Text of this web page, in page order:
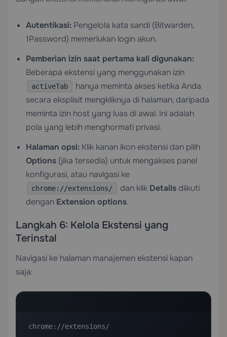
Autentikasi: Pengelola kata sandi (Bitwarden,
1Password) memerlukan login akun.
Pemberian izin saat pertama kali digunakan:
Beberapa ekstensi yang menggunakan izin
activeTab
hanya meminta akses ketika Anda
secara eksplisit mengkliknya di halaman, daripada
meminta izin host yang luas di awal. Ini adalah
pola yang lebih menghormati privasi.
Halaman opsi: Klik kanan ikon ekstensi dan pilih
Options (jika tersedia) untuk mengakses panel
konfigurasi, atau navigasi ke
chrome://extensions/ dan klik Details diikuti
dengan Extension options.
Langkah 6: Kelola Ekstensi yang
Terinstal
Navigasi ke halaman manajemen ekstensi kapan
saja:
chrome://extensions/